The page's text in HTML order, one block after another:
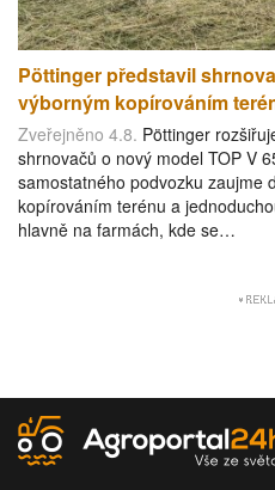
Pöttinger představil
výborným kopírováním
Zveřejněno 4.8. Pöttinger
shrnovačů o nový model TOP V
samostatného podvozku zaujme
kopírováním terénu a
hlavně na farmách, kde se…